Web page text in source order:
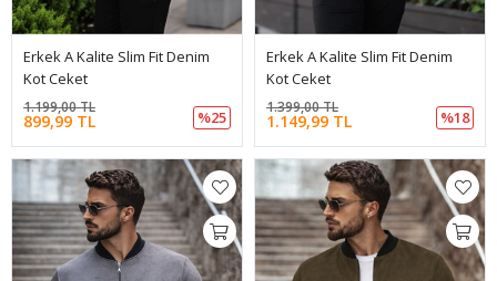
Erkek A Kalite Slim Fit Denim
Kot Ceket
899,99 TL
1.199,00 TL
%25
Erkek A Kalite Slim Fit Denim
Kot Ceket
1.149,99 TL
1.399,00 TL
%18